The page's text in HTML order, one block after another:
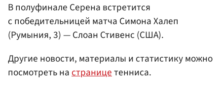
В полуфинале Серена встретится
с победительницей матча Симона Халеп
(Румыния, 3) — Слоан Стивенс (США).
Другие новости, материалы и статистику можно
посмотреть на страницетенниса.